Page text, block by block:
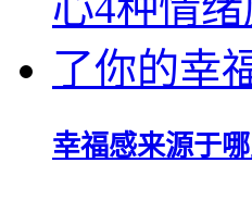
幸福感来源于